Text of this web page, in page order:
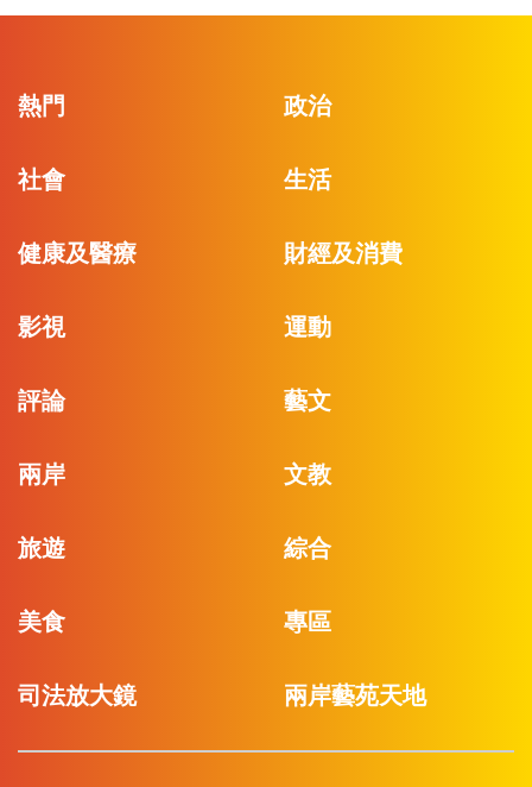
熱門 政治
社會 生活
健康及醫療 財經及消費
影視 運動
評論 藝文
兩岸 文教
旅遊 綜合
美食 專區
司法放大鏡 兩岸藝苑天地